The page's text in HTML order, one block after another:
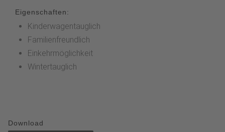
Eigenschaften:
Kinderwagentauglich
Familienfreundlich
Einkehrmöglichkeit
Wintertauglich
Download